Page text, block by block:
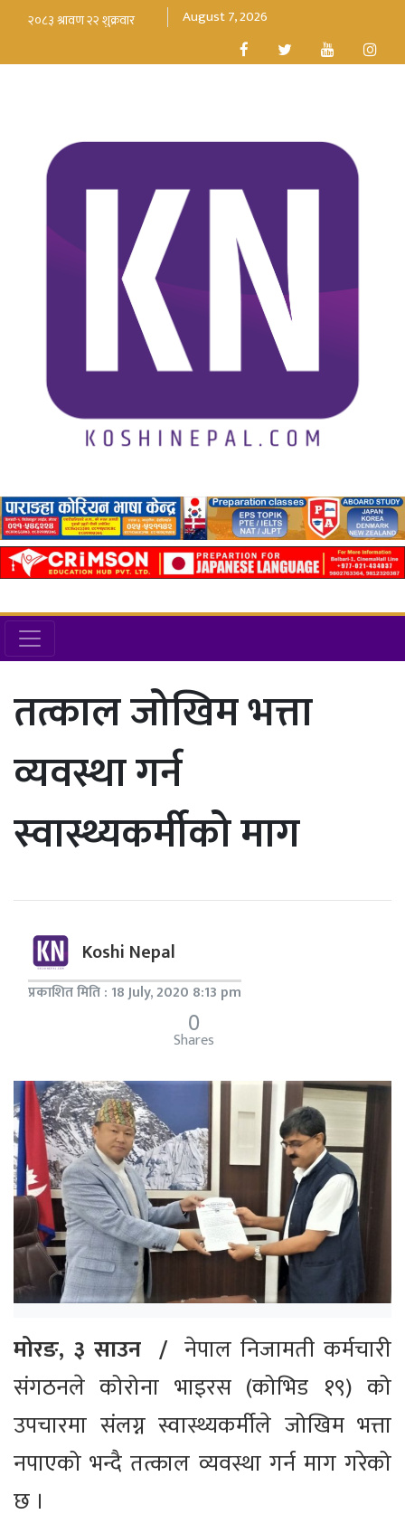
August 7, 2026
तत्काल जोखिम भत्ता
व्यवस्था गर्न
स्वास्थ्यकर्मीको माग
Koshi Nepal
प्रकाशित मिति : 18 July, 2020 8:13 pm
0
Shares
मोरङ, ३ साउन / नेपाल निजामती कर्मचारी
संगठनले कोरोना भाइरस (कोभिड १९) को
उपचारमा संलग्न स्वास्थ्यकर्मीले जोखिम भत्ता
नपाएको भन्दै तत्काल व्यवस्था गर्न माग गरेको
छ ।